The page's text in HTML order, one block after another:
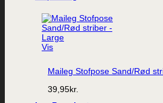
Vis
Maileg Stofpose Sand/Rød
39,95kr.